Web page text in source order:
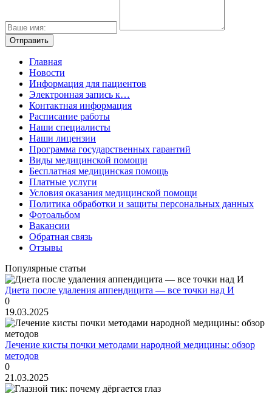
Главная
Новости
Информация для пациентов
Электронная запись к…
Контактная информация
Расписание работы
Наши специалисты
Наши лицензии
Программа государственных гарантий
Виды медицинской помощи
Бесплатная медицинская помощь
Платные услуги
Условия оказания медицинской помощи
Политика обработки и защиты персональных данных
Фотоальбом
Вакансии
Обратная связь
Отзывы
Популярные статьи
Диета после удаления аппендицита — все точки над И
0
19.03.2025
Лечение кисты почки методами народной медицины: обзор
методов
0
21.03.2025